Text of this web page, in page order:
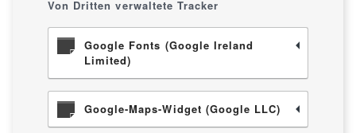
Von Dritten verwaltete Tracker
Google Fonts (Google Ireland
Limited)
Google-Maps-Widget (Google LLC)